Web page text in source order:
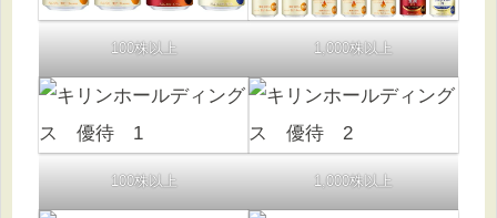
100株以上 1,000株以上
100株以上 1,000株以上